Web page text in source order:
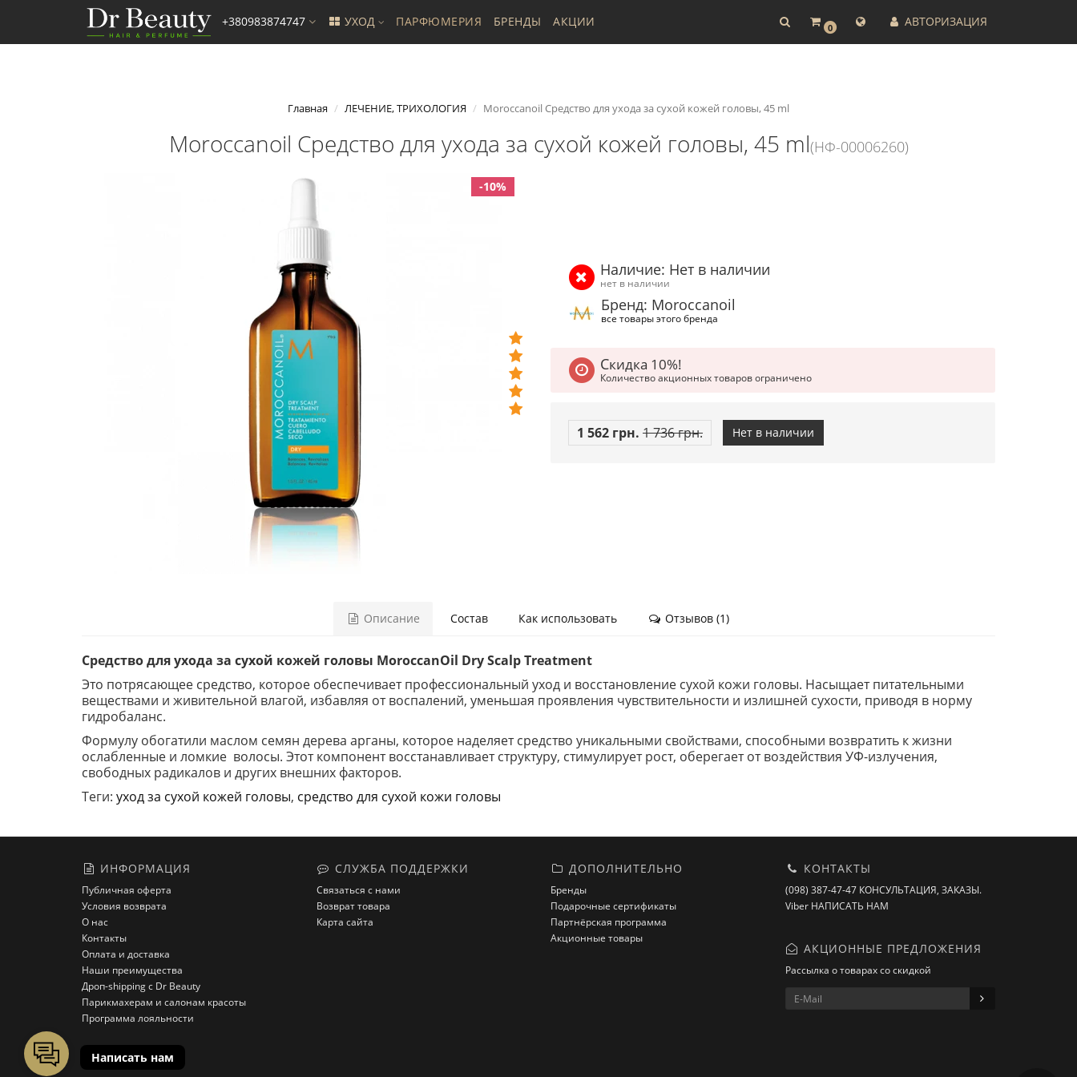
0 АВТОРИЗАЦИЯ
+380983874747 УХОД ПАРФЮМЕРИЯ БРЕНДЫ АКЦИИ
Главная ЛЕЧЕНИЕ, ТРИХОЛОГИЯ Moroccanoil Средство для ухода за сухой кожей головы, 45 ml
Moroccanoil Средство для ухода за сухой кожей головы, 45 ml(НФ-00006260)
-10%
Наличие: Нет в наличии
нет в наличии
Бренд: Moroccanoil
все товары этого бренда
Скидка 10%!
Количество акционных товаров ограничено
1 562 грн. 1 736 грн. Нет в наличии
Описание Состав Как использовать Отзывов (1)
Средство для ухода за сухой кожей головы MoroccanOil Dry Scalp Treatment
Это потрясающее средство, которое обеспечивает профессиональный уход и восстановление сухой кожи головы. Насыщает питательными
веществами и живительной влагой, избавляя от воспалений, уменьшая проявления чувствительности и излишней сухости, приводя в норму
гидробаланс.
Формулу обогатили маслом семян дерева арганы, которое наделяет средство уникальными свойствами, способными возвратить к жизни
ослабленные и ломкие волосы. Этот компонент восстанавливает структуру, стимулирует рост, оберегает от воздействия УФ-излучения,
свободных радикалов и других внешних факторов.
Теги: уход за сухой кожей головы, средство для сухой кожи головы
ИНФОРМАЦИЯ
Публичная оферта
Условия возврата
О нас
Контакты
Оплата и доставка
Наши преимущества
Дроп-shipping с Dr Beauty
Парикмахерам и салонам красоты
Программа лояльности
СЛУЖБА ПОДДЕРЖКИ
Связаться с нами
Возврат товара
Карта сайта
ДОПОЛНИТЕЛЬНО
Бренды
Подарочные сертификаты
Партнёрская программа
Акционные товары
КОНТАКТЫ
(098) 387-47-47 КОНСУЛЬТАЦИЯ, ЗАКАЗЫ.
Viber НАПИСАТЬ НАМ
АКЦИОННЫЕ ПРЕДЛОЖЕНИЯ
Рассылка о товарах со скидкой